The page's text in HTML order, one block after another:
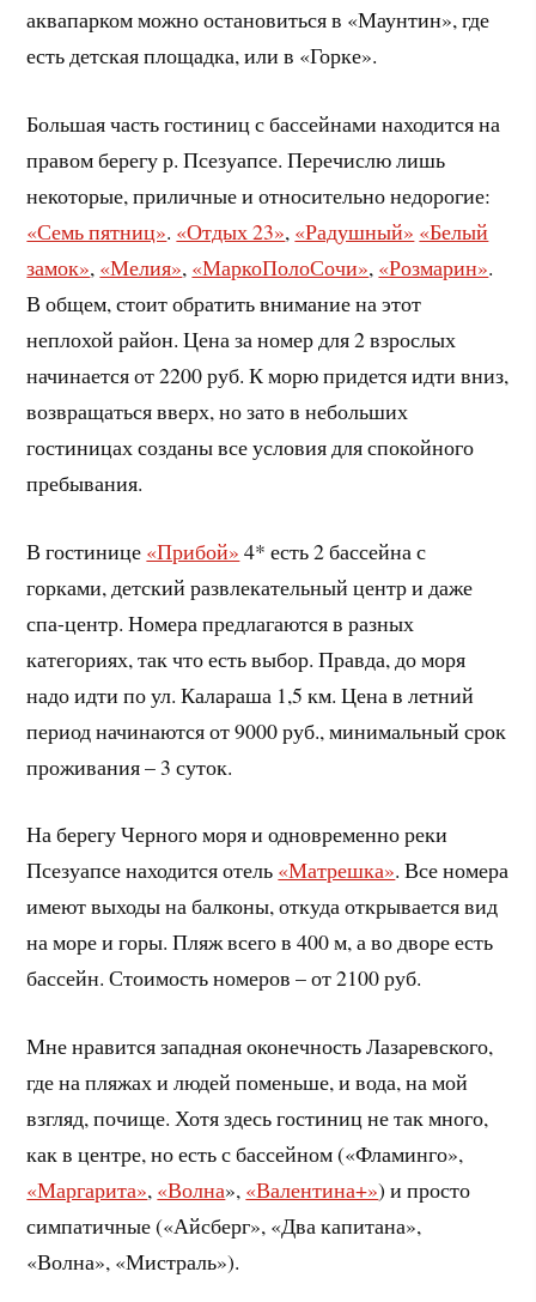
аквапарком можно остановиться в «Маунтин», где
есть детская площадка, или в «Горке».
Большая часть гостиниц с бассейнами находится на
правом берегу р. Псезуапсе. Перечислю лишь
некоторые, приличные и относительно недорогие:
«Семь пятниц». «Отдых 23», «Радушный» «Белый
замок», «Мелия», «МаркоПолоСочи», «Розмарин».
В общем, стоит обратить внимание на этот
неплохой район. Цена за номер для 2 взрослых
начинается от 2200 руб. К морю придется идти вниз,
возвращаться вверх, но зато в небольших
гостиницах созданы все условия для спокойного
пребывания.
В гостинице «Прибой» 4* есть 2 бассейна с
горками, детский развлекательный центр и даже
спа-центр. Номера предлагаются в разных
категориях, так что есть выбор. Правда, до моря
надо идти по ул. Калараша 1,5 км. Цена в летний
период начинаются от 9000 руб., минимальный срок
проживания – 3 суток.
На берегу Черного моря и одновременно реки
Псезуапсе находится отель «Матрешка». Все номера
имеют выходы на балконы, откуда открывается вид
на море и горы. Пляж всего в 400 м, а во дворе есть
бассейн. Стоимость номеров – от 2100 руб.
Мне нравится западная оконечность Лазаревского,
где на пляжах и людей поменьше, и вода, на мой
взгляд, почище. Хотя здесь гостиниц не так много,
как в центре, но есть с бассейном («Фламинго»,
«Маргарита», «Волна», «Валентина+») и просто
симпатичные («Айсберг», «Два капитана»,
«Волна», «Мистраль»).